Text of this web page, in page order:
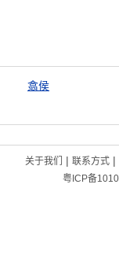
翕侯
关于我们 | 联系方式|
粤ICP备